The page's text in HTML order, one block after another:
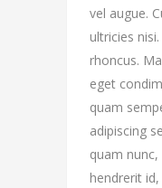
vel augue.
ultricies
rhoncus.
eget
quam
adipiscing
quam
hendrerit